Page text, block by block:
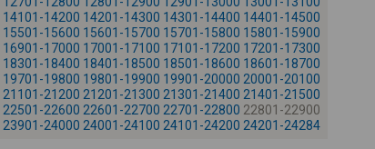
-
14101-14200 14201-14300 14301-14400 14401-14500
15501-15600 15601-15700 15701-15800 15801-15900
16901-17000 17001-17100 17101-17200 17201-17300
18301-18400 18401-18500 18501-18600 18601-18700
19701-19800 19801-19900 19901-20000 20001-20100
21101-21200 21201-21300 21301-21400 21401-21500
22501-22600 22601-22700 22701-22800 22801-22900
23901-24000 24001-24100 24101-24200 24201-24284